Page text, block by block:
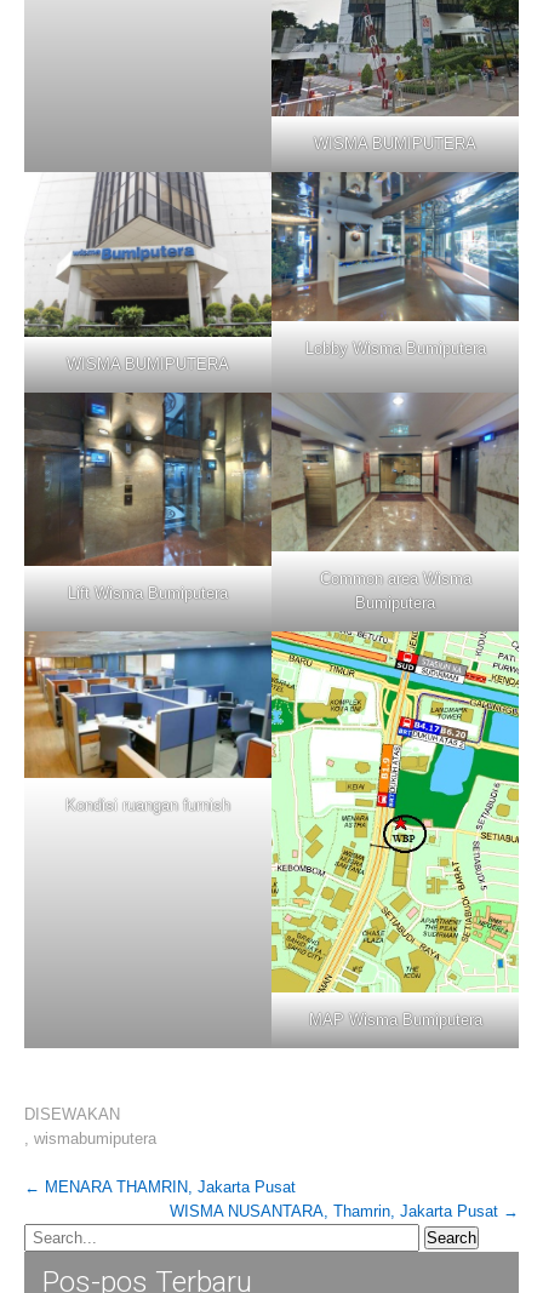
WISMA BUMIPUTERA
WISMA BUMIPUTERA
Lobby Wisma Bumiputera
Lift Wisma Bumiputera
Common area Wisma
Bumiputera
Kondisi ruangan furnish
MAP Wisma Bumiputera
DISEWAKAN
wismabumiputera
Post
navigation
← MENARA THAMRIN, Jakarta Pusat
WISMA NUSANTARA, Thamrin, Jakarta Pusat →
Pos-pos Terbaru